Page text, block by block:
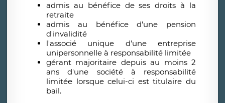
admis au bénéfice de ses droits à la
retraite
admis au bénéfice d'une pension
d'invalidité
l'associé unique d'une entreprise
unipersonnelle à responsabilité limitée
gérant majoritaire depuis au moins 2
ans d'une société à responsabilité
limitée lorsque celui-ci est titulaire du
bail.